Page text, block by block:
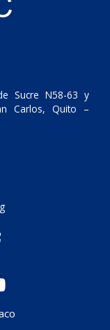
Sucre N58-63 y
Carlos, Quito –